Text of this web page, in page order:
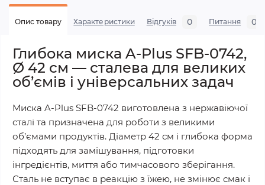
Опис товару Характеристики Відгуків 0 Питання 0
Глибока миска A-Plus SFB-0742,
Ø 42 см — сталева для великих
об’ємів і універсальних задач
Миска A-Plus SFB-0742 виготовлена з нержавіючої
сталі та призначена для роботи з великими
об’ємами продуктів. Діаметр 42 см і глибока форма
підходять для замішування, підготовки
інгредієнтів, миття або тимчасового зберігання.
Сталь не вступає в реакцію з їжею, не змінює смак і